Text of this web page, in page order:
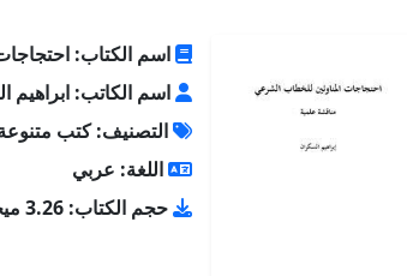
اسم الكتاب:
اسم الكاتب: ابراهيم
التصنيف: كتب
اللغة: عربي
حجم الكتاب: 3.26 ميجا بايت